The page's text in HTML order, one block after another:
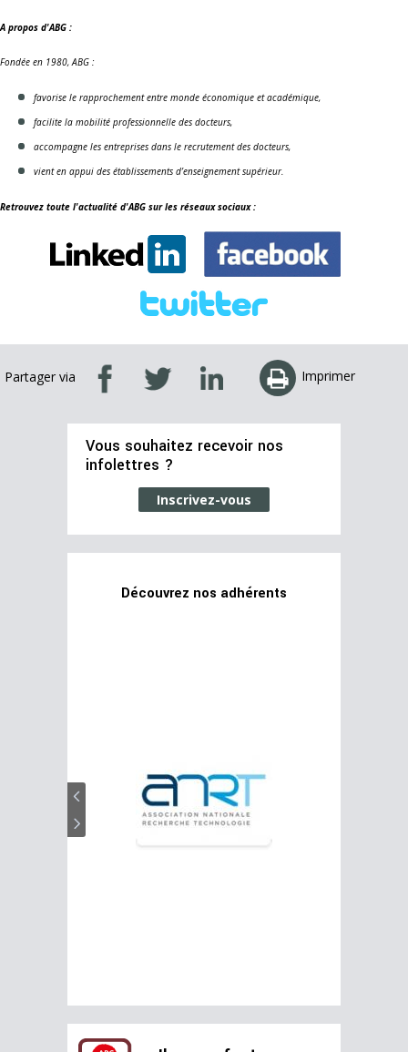
A propos d'ABG :
Fondée en 1980, ABG :
favorise le rapprochement entre monde économique et académique,
facilite la mobilité professionnelle des docteurs,
accompagne les entreprises dans le recrutement des docteurs,
vient en appui des établissements d’enseignement supérieur.
Retrouvez toute l'actualité d'ABG sur les réseaux sociaux :
Partager via Imprimer
Vous souhaitez recevoir nos
infolettres ?
Inscrivez-vous
Découvrez nos adhérents